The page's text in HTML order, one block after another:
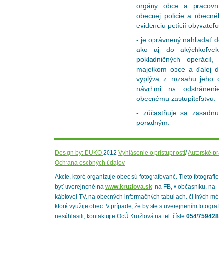
orgány obce a
obecnej polície a
evidenciu petícií
- je oprávnený nahliadať
ako aj do
pokladničných
majetkom obce a ďalej
vyplýva z rozsahu jeho
návrhmi na
obecnému zastupiteľstvu.
- zúčastňuje sa
poradným.
Design by: DUKO 2012 Vyhlásenie o prístupnosti/Autorské
Ochrana osobných údajov
Akcie, ktoré organizuje obec sú fotografované. Tieto
byť uverejnené na www.kruzlova.sk, na FB, v občasníku, na
káblovej TV, na obecných informačných tabuliach, či iných
ktoré využije obec. V prípade, že by ste s uverejnením
nesúhlasili, kontaktujte OcÚ Kružlová na tel. čísle 054/